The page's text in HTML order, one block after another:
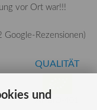
vor Ort war!!!
Google-Rezensionen)
QUALITÄT
AT-BIO-401
und